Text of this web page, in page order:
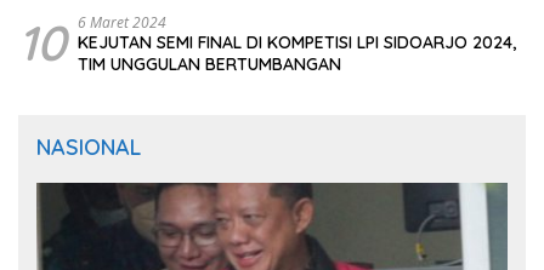
10 6 Maret 2024
KEJUTAN SEMI FINAL DI KOMPETISI LPI SIDOARJO 2024,
TIM UNGGULAN BERTUMBANGAN
NASIONAL